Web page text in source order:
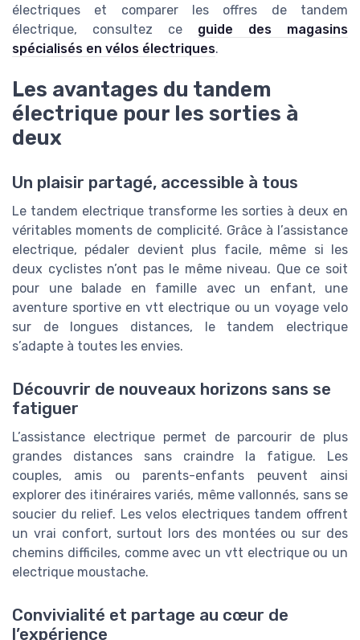
électriques et comparer les offres de tandem
électrique, consultez ce guide des magasins
spécialisés en vélos électriques.
Les avantages du tandem
électrique pour les sorties à
deux
Un plaisir partagé, accessible à tous
Le tandem electrique transforme les sorties à deux en
véritables moments de complicité. Grâce à l’assistance
electrique, pédaler devient plus facile, même si les
deux cyclistes n’ont pas le même niveau. Que ce soit
pour une balade en famille avec un enfant, une
aventure sportive en vtt electrique ou un voyage velo
sur de longues distances, le tandem electrique
s’adapte à toutes les envies.
Découvrir de nouveaux horizons sans se
fatiguer
L’assistance electrique permet de parcourir de plus
grandes distances sans craindre la fatigue. Les
couples, amis ou parents-enfants peuvent ainsi
explorer des itinéraires variés, même vallonnés, sans se
soucier du relief. Les velos electriques tandem offrent
un vrai confort, surtout lors des montées ou sur des
chemins difficiles, comme avec un vtt electrique ou un
electrique moustache.
Convivialité et partage au cœur de
l’expérience